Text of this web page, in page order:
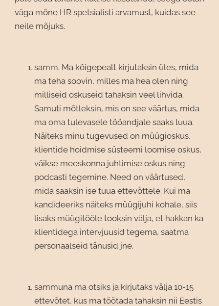
väga mõne HR spetsialisti arvamust, kuidas see
neile mõjuks.
samm. Ma kõigepealt kirjutaksin üles, mida
ma teha soovin, milles ma hea olen ning
milliseid oskuseid tahaksin veel lihvida.
Samuti mõtleksin, mis on see väärtus, mida
ma oma tulevasele tööandjale saaks luua.
Näiteks minu tugevused on müügioskus,
klientide hoidmise süsteemi loomise oskus,
väikse meeskonna juhtimise oskus ning
podcasti tegemine. Need on väärtused,
mida saaksin ise tuua ettevõttele. Kui ma
kandideeriks näiteks müügijuhi kohale, siis
lisaks müügitööle tooksin välja, et hakkan ka
klientidega intervjuusid tegema, saatma
personaalseid tänusid jne.
sammuna ma otsiks ja kirjutaks välja 10-15
ettevõtet, kus ma töötada tahaksin nii Eestis